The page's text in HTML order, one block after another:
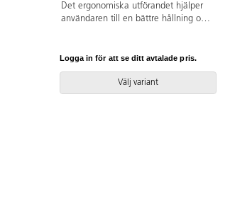
Det ergonomiska utförandet hjälper
användaren till en bättre hållning och
man vänder den. Lätt att rengöra.
Skal i polyuretan. Svartlackerat stativ
RAL 9005. Mått: Sitthöjd 37 cm.
Sitsbredd 38 cm. Sitsdjup 34 cm.
Logga in för att se ditt avtalade pris.
Välj variant